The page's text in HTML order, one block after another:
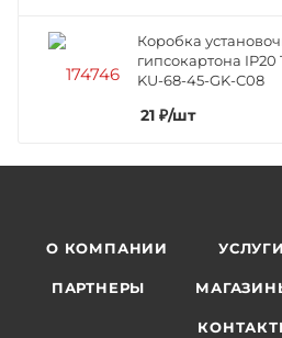
Коробка
гипсокартона IP20
KU-68-45-GK-C08
21 ₽/шт
О КОМПАНИИ УСЛУГИ
ПАРТНЕРЫ